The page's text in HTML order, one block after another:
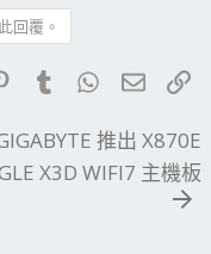
回覆。
PinterestTumblrWhatsApp
電子
推出 X870E
X3D WIFI7 主機板